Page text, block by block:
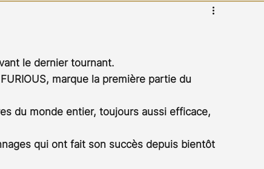
Streaming Stefanie Rossier
le dernier tournant.
marque la première partie du
du monde entier, toujours aussi efficace,
qui ont fait son succès depuis bientôt